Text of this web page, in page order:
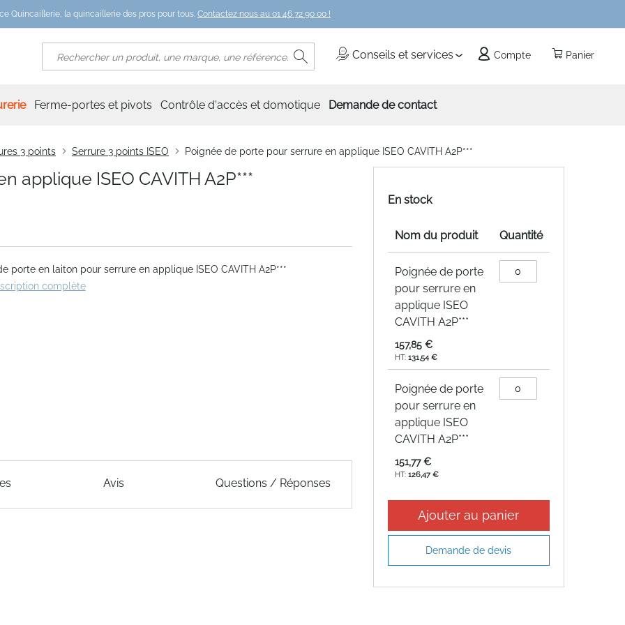
Quincaillerie, la quincaillerie des pros pour tous. Contactez nous au 01 46 72 90 00 !
Panier
Conseils et services Compte
Rechercher
Ferme-portes et pivots Contrôle d'accès et domotique Demande de contact
3 points Serrure 3 points ISEO Poignée de porte pour serrure en applique ISEO CAVITH A2P***
applique ISEO CAVITH A2P***
porte en laiton pour serrure en applique ISEO CAVITH A2P***
complète
Avis Questions / Réponses
En stock
du
produit
groupé
Nom du produit Quantité
Poignée de porte
pour serrure en
applique ISEO
CAVITH A2P***
157,85 €
131,54 €
Poignée de porte
pour serrure en
applique ISEO
CAVITH A2P***
151,77 €
126,47 €
Ajouter au panier
Demande de devis